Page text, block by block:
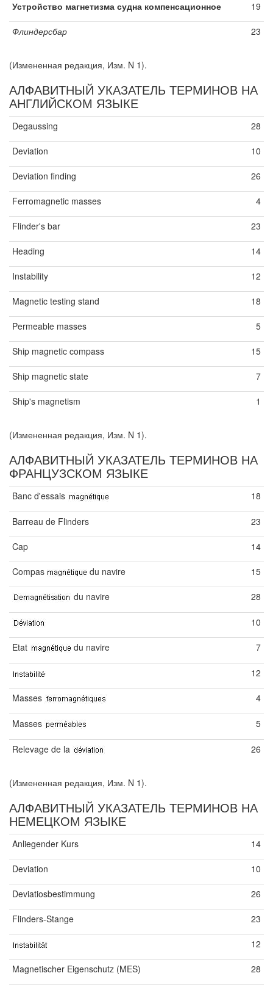
Устройство магнетизма судна компенсационное 19
Флиндерсбар 23
(Измененная редакция, Изм. N 1).
АЛФАВИТНЫЙ УКАЗАТЕЛЬ ТЕРМИНОВ НА
АНГЛИЙСКОМ ЯЗЫКЕ
Degaussing 28
Deviation 10
Deviation finding 26
Ferromagnetic masses 4
Flinder's bar 23
Heading 14
Instability 12
Magnetic testing stand 18
Permeable masses 5
Ship magnetic compass 15
Ship magnetic state 7
Ship's magnetism 1
(Измененная редакция, Изм. N 1).
АЛФАВИТНЫЙ УКАЗАТЕЛЬ ТЕРМИНОВ НА
ФРАНЦУЗСКОМ ЯЗЫКЕ
Banc d'essais 18
Barreau de Flinders 23
Cap 14
Compas du navire 15
du navire 28
10
Etat du navire 7
12
Masses 4
Masses 5
Relevage de la 26
(Измененная редакция, Изм. N 1).
АЛФАВИТНЫЙ УКАЗАТЕЛЬ ТЕРМИНОВ НА
НЕМЕЦКОМ ЯЗЫКЕ
Anliegender Kurs 14
Deviation 10
Deviatiosbestimmung 26
Flinders-Stange 23
12
Magnetischer Eigenschutz (MES) 28